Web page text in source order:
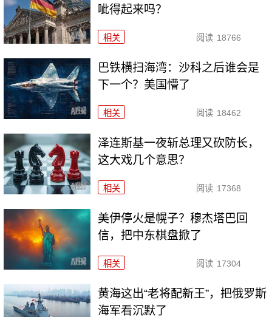
呲得起来吗？
相关 阅读 18766
巴铁横扫海湾：沙科之后谁会是
下一个？美国懵了
相关 阅读 18462
泽连斯基一夜斩总理又砍防长，
这大戏几个意思？
相关 阅读 17368
美伊停火是幌子？穆杰塔巴回
信，把中东棋盘掀了
相关 阅读 17304
黄海这出“老将配新王”，把俄罗斯
海军看沉默了